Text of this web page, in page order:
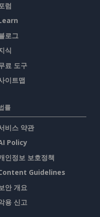
럼
로그
식
료 도구
이트맵
률
비스 약관
Policy
인정보 보호정책
Guidelines
안 개요
용 신고